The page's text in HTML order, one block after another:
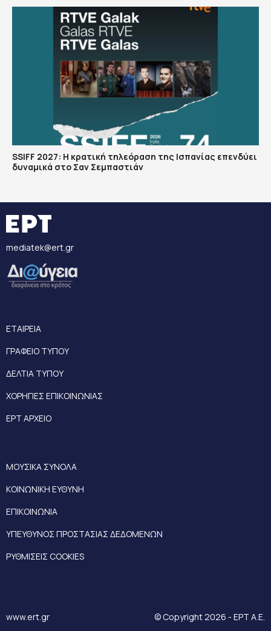
SSIFF 2027: Η κρατική τηλεόραση της Ισπανίας επενδύει
δυναμικά στο Σαν Σεμπαστιάν
mediatek@ert.gr
ΕΤΑΙΡΕΙΑ
ΓΡΑΦΕΙΟ ΤΥΠΟΥ
ΔΕΛΤΙΑ ΤΥΠΟΥ
ΧΟΡΗΓΙΕΣ ΕΠΙΚΟΙΝΩΝΙΑΣ
ΕΡΤ ΑΡΧΕΙΟ
ΜΟΥΣΙΚΑ ΣΥΝΟΛΑ
ΚΟΙΝΩΝΙΚΗ ΕΥΘΥΝΗ
ΕΠΙΚΟΙΝΩΝΙΑ
ΥΠΕΥΘΥΝΟΣ ΠΡΟΣΤΑΣΙΑΣ ΔΕΔΟΜΕΝΩΝ
ΡΥΘΜΙΣΕΙΣ COOKIES
www.ert.gr © Copyright 2026 - ΕΡΤ Α.Ε.